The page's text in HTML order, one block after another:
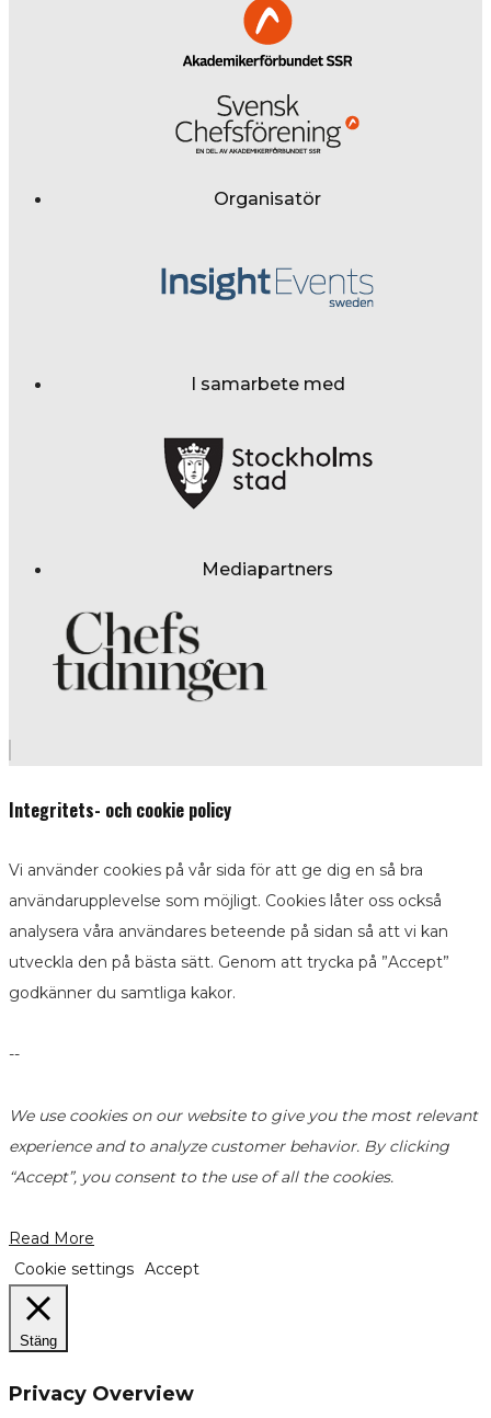
Organisatör
I samarbete med
Mediapartners
Integritets- och cookie policy
Vi använder cookies på vår sida för att ge dig en så bra
användarupplevelse som möjligt. Cookies låter oss också
analysera våra användares beteende på sidan så att vi kan
utveckla den på bästa sätt. Genom att trycka på ”Accept”
godkänner du samtliga kakor.
--
We use cookies on our website to give you the most relevant
experience and to analyze customer behavior. By clicking
“Accept”, you consent to the use of all the cookies.
Read More
Cookie settings Accept
Stäng
Privacy Overview